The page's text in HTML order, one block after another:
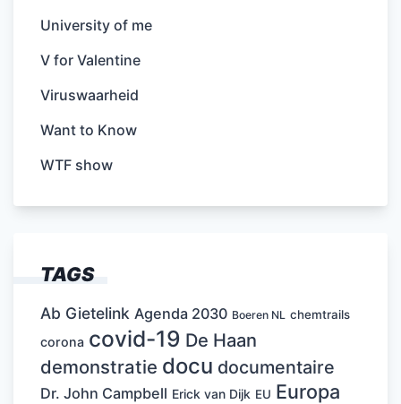
University of me
V for Valentine
Viruswaarheid
Want to Know
WTF show
TAGS
Ab Gietelink Agenda 2030 Boeren NL chemtrails
corona covid-19 De Haan
demonstratie docu documentaire
Dr. John Campbell Erick van Dijk EU Europa